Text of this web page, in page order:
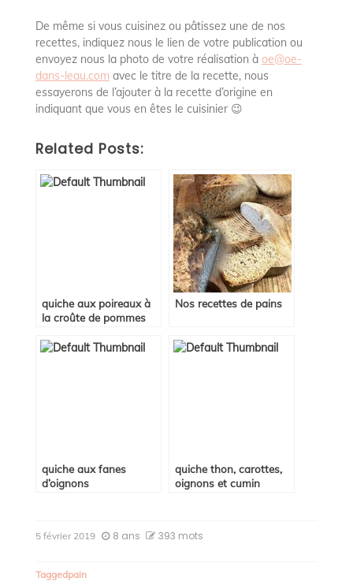
De même si vous cuisinez ou pâtissez une de nos
recettes, indiquez nous le lien de votre publication ou
envoyez nous la photo de votre réalisation à oe@oe-
dans-leau.com avec le titre de la recette, nous
essayerons de l’ajouter à la recette d’origine en
indiquant que vous en êtes le cuisinier 😉
Related Posts:
quiche aux poireaux à
la croûte de pommes
Nos recettes de pains
quiche aux fanes
d’oignons
quiche thon, carottes,
oignons et cumin
5 février 2019 8 ans 393 mots
Taggedpain